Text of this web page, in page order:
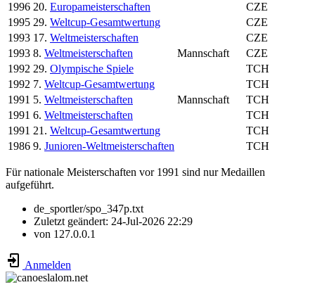
1996 20. Europameisterschaften
CZE
1995 29. Weltcup-Gesamtwertung
CZE
1993 17. Weltmeisterschaften
CZE
1993 8. Weltmeisterschaften Mannschaft
CZE
1992 29. Olympische Spiele
TCH
1992 7. Weltcup-Gesamtwertung
TCH
1991 5. Weltmeisterschaften Mannschaft
TCH
1991 6. Weltmeisterschaften
TCH
1991 21. Weltcup-Gesamtwertung
TCH
1986 9. Junioren-Weltmeisterschaften TCH
Für nationale Meisterschaften vor 1991 sind nur Medaillen
aufgeführt.
de_sportler/spo_347p.txt
Zuletzt geändert: 24-Jul-2026 22:29
von 127.0.0.1
Anmelden